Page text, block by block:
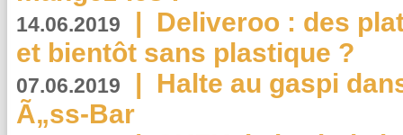
14.06.2019 | Deliveroo : des
et bientôt sans plastique ?
07.06.2019 | Halte au gaspi
Ã„ss-Bar